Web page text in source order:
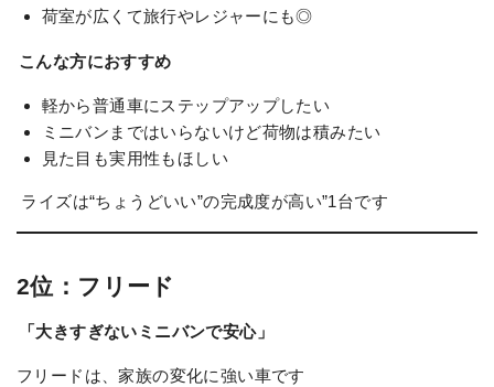
荷室が広くて旅行やレジャーにも◎
こんな方におすすめ
軽から普通車にステップアップしたい
ミニバンまではいらないけど荷物は積みたい
見た目も実用性もほしい
ライズは“ちょうどいい”の完成度が高い”1台です
2位：フリード
「大きすぎないミニバンで安心」
フリードは、家族の変化に強い車です